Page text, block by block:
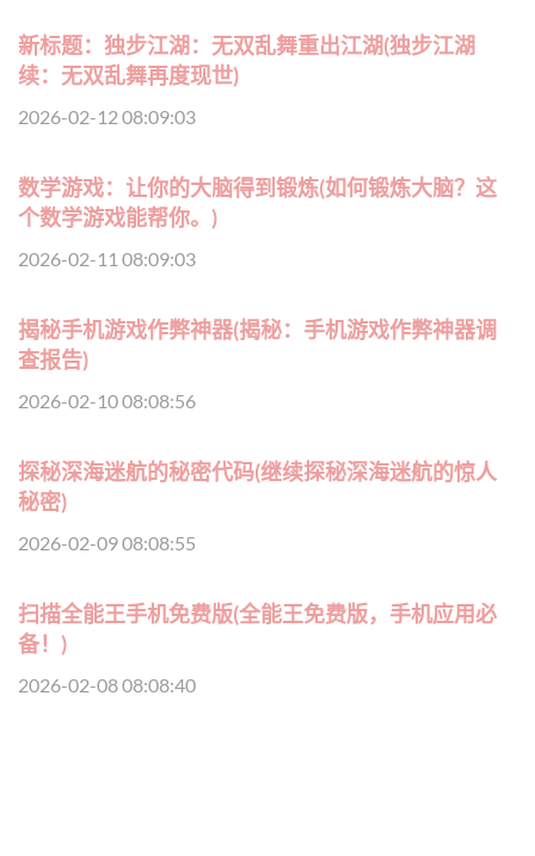
新标题：独步江湖：无双乱舞重出江湖(独步江湖
续：无双乱舞再度现世)
2026-02-12 08:09:03
数学游戏：让你的大脑得到锻炼(如何锻炼大脑？这
个数学游戏能帮你。)
2026-02-11 08:09:03
揭秘手机游戏作弊神器(揭秘：手机游戏作弊神器调
查报告)
2026-02-10 08:08:56
探秘深海迷航的秘密代码(继续探秘深海迷航的惊人
秘密)
2026-02-09 08:08:55
扫描全能王手机免费版(全能王免费版，手机应用必
备！)
2026-02-08 08:08:40